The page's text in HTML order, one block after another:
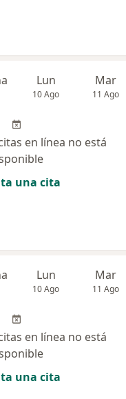
Lun
10 Ago
Mar
11 Ago
en línea no está
una cita
Lun
10 Ago
Mar
11 Ago
en línea no está
una cita